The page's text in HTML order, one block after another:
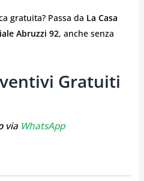
gratuita? Passa da La Casa
Abruzzi 92, anche senza
Gratuiti
via WhatsApp